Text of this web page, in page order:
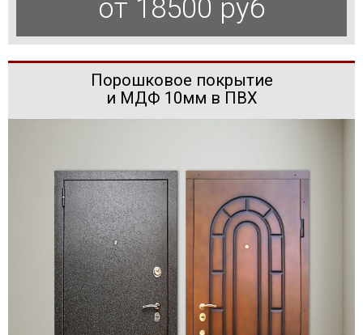
от 18500 руб
Порошковое покрытие
и МДФ 10мм в ПВХ